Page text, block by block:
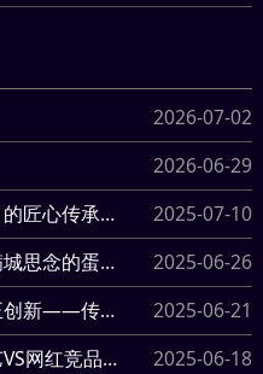
2026-07-02
2026-06-29
从锦里飘香到智造未来：南台月的匠心传承与创新之路
2025-07-10
​成都南台月月饼：一口酥香，满城思念的蛋黄酥传奇
2025-06-26
从南台月看中国月饼文化的守正创新——传统节令食品的现代突围
2025-06-21
南台月月饼深度测评：非遗技艺VS网红竞品，川式月饼凭何碾压全场？
2025-06-18